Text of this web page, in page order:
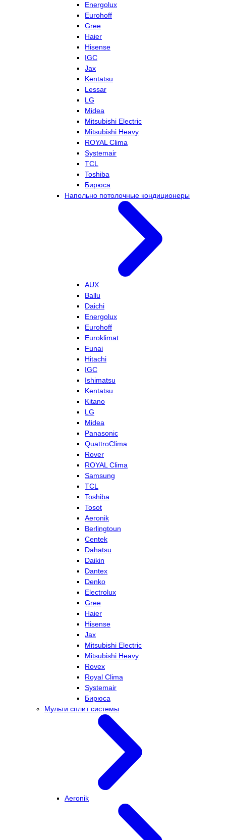
Energolux
Eurohoff
Gree
Haier
Hisense
IGC
Jax
Kentatsu
Lessar
LG
Midea
Mitsubishi Electric
Mitsubishi Heavy
ROYAL Clima
Systemair
TCL
Toshiba
Бирюса
Напольно потолочные кондиционеры
AUX
Ballu
Daichi
Energolux
Eurohoff
Euroklimat
Funai
Hitachi
IGC
Ishimatsu
Kentatsu
Kitano
LG
Midea
Panasonic
QuattroClima
Rover
ROYAL Clima
Samsung
TCL
Toshiba
Tosot
Aeronik
Berlingtoun
Centek
Dahatsu
Daikin
Dantex
Denko
Electrolux
Gree
Haier
Hisense
Jax
Mitsubishi Electric
Mitsubishi Heavy
Rovex
Royal Clima
Systemair
Бирюса
Мульти сплит системы
Aeronik